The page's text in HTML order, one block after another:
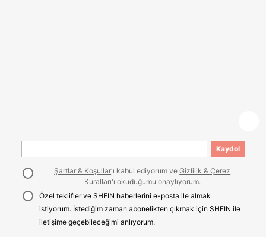
Kaydol
Şartlar & Koşullar'ı kabul ediyorum veGizlilik & Çerez
Kuralları'ı okuduğumu onaylıyorum.
Özel teklifler ve SHEIN haberlerini e-posta ile almak
istiyorum. İstediğim zaman abonelikten çıkmak için SHEIN ile
iletişime geçebileceğimi anlıyorum.